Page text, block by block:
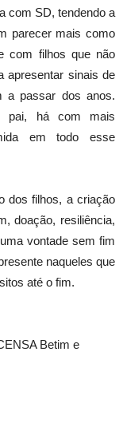
com SD, tendendo a
parecer mais como
com filhos que não
apresentar sinais de
a passar dos anos.
pai, há com mais
em todo esse
dos filhos, a criação
doação, resiliência,
vontade sem fim
naqueles que
até o fim.
Betim e